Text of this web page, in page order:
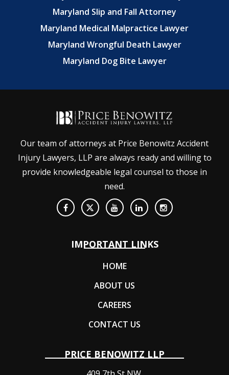
Maryland Slip and Fall Attorney
Maryland Medical Malpractice Lawyer
Maryland Wrongful Death Lawyer
Maryland Dog Bite Lawyer
Our team of attorneys at Price Benowitz Accident
Injury Lawyers, LLP are always ready and willing to
provide knowledgeable legal counsel to those in
need.
IMPORTANT LINKS
HOME
ABOUT US
CAREERS
CONTACT US
PRICE BENOWITZ LLP